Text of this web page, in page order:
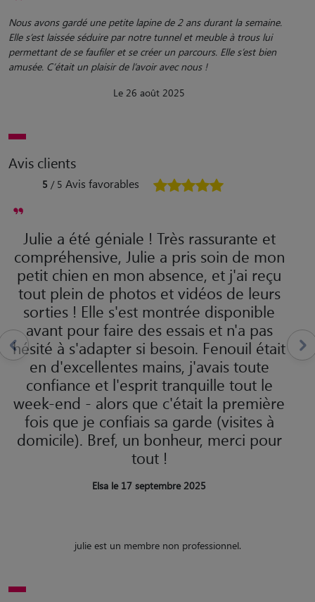
Nous avons gardé une petite lapine de 2 ans durant la semaine.
Elle s’est laissée séduire par notre tunnel et meuble à trous lui
permettant de se faufiler et se créer un parcours. Elle s’est bien
amusée. C’était un plaisir de l’avoir avec nous !
Le 26 août 2025
Avis clients
5 / 5 Avis favorables
Julie a été géniale ! Très rassurante et
compréhensive, Julie a pris soin de mon
petit chien en mon absence, et j'ai reçu
tout plein de photos et vidéos de leurs
sorties ! Elle s'est montrée disponible
avant pour faire des essais et n'a pas
hésité à s'adapter si besoin. Fenouil était
en d'excellentes mains, j'avais toute
confiance et l'esprit tranquille tout le
week-end - alors que c'était la première
fois que je confiais sa garde (visites à
domicile). Bref, un bonheur, merci pour
tout !
Elsa le 17 septembre 2025
julie est un membre non professionnel.